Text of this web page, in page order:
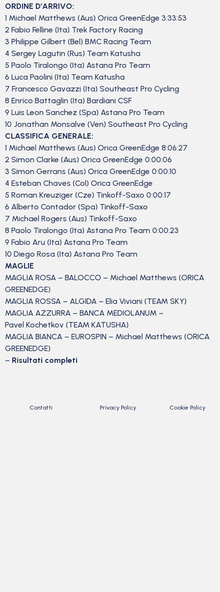
ORDINE D’ARRIVO:
1 Michael Matthews (Aus) Orica GreenEdge 3:33:53
2 Fabio Felline (Ita) Trek Factory Racing
3 Philippe Gilbert (Bel) BMC Racing Team
4 Sergey Lagutin (Rus) Team Katusha
5 Paolo Tiralongo (Ita) Astana Pro Team
6 Luca Paolini (Ita) Team Katusha
7 Francesco Gavazzi (Ita) Southeast Pro Cycling
8 Enrico Battaglin (Ita) Bardiani CSF
9 Luis Leon Sanchez (Spa) Astana Pro Team
10 Jonathan Monsalve (Ven) Southeast Pro Cycling
CLASSIFICA GENERALE:
1 Michael Matthews (Aus) Orica GreenEdge 8:06:27
2 Simon Clarke (Aus) Orica GreenEdge 0:00:06
3 Simon Gerrans (Aus) Orica GreenEdge 0:00:10
4 Esteban Chaves (Col) Orica GreenEdge
5 Roman Kreuziger (Cze) Tinkoff-Saxo 0:00:17
6 Alberto Contador (Spa) Tinkoff-Saxo
7 Michael Rogers (Aus) Tinkoff-Saxo
8 Paolo Tiralongo (Ita) Astana Pro Team 0:00:23
9 Fabio Aru (Ita) Astana Pro Team
10 Diego Rosa (Ita) Astana Pro Team
MAGLIE
MAGLIA ROSA – BALOCCO – Michael Matthews (ORICA
GREENEDGE)
MAGLIA ROSSA – ALGIDA – Elia Viviani (TEAM SKY)
MAGLIA AZZURRA – BANCA MEDIOLANUM –
Pavel Kochetkov (TEAM KATUSHA)
MAGLIA BIANCA – EUROSPIN – Michael Matthews (ORICA
GREENEDGE)
– Risultati completi
Contatti Privacy Policy Cookie Policy